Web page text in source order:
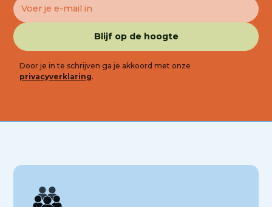
Door je in te schrijven ga je akkoord met onze
privacyverklaring.